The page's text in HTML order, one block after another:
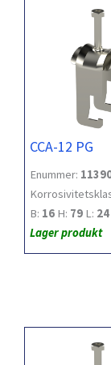
CCA-12 PG
Enummer:
B: 16 H: 79 L: 24
Lager produkt